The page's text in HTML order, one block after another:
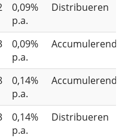
0,09%
p.a.
Distribueren
0,09%
p.a.
Accumulerend
0,14%
p.a.
Accumulerend
0,14%
p.a.
Distribueren